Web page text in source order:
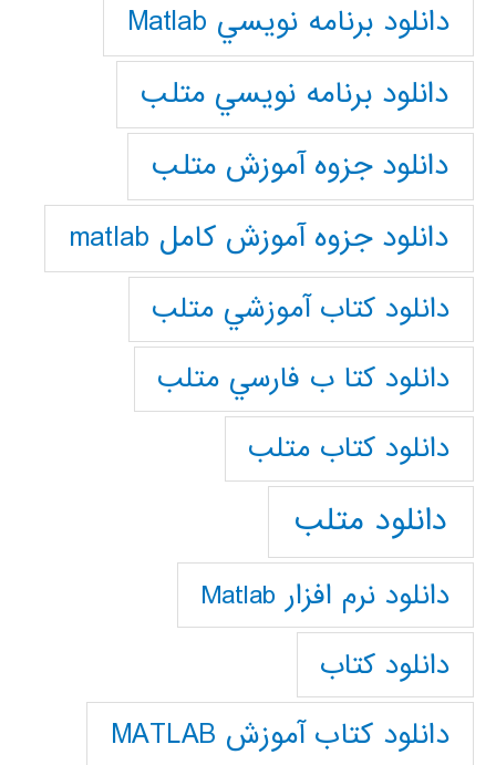
دانلود برنامه نويسي Matlab
دانلود برنامه نويسي متلب
دانلود جزوه آموزش متلب
دانلود جزوه آموزش کامل matlab
دانلود كتاب آموزشي متلب
دانلود كتا ب فارسي متلب
دانلود كتاب متلب
دانلود متلب
دانلود نرم افزار Matlab
دانلود کتاب
دانلود کتاب آموزش MATLAB